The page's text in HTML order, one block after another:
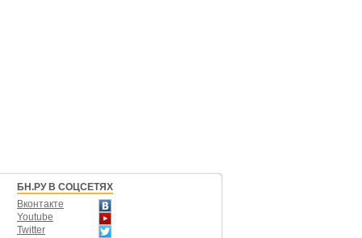
БН.РУ В СОЦСЕТЯХ
Вконтакте
Youtube
Twitter